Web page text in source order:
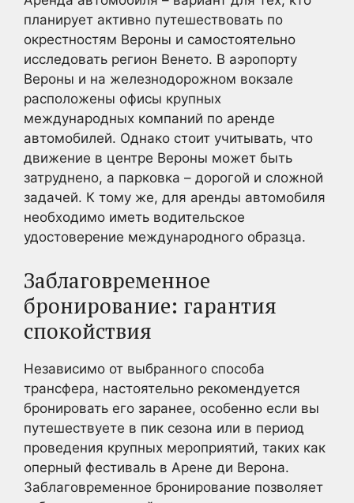
планирует активно путешествовать по
окрестностям Вероны и самостоятельно
исследовать регион Венето. В аэропорту
Вероны и на железнодорожном вокзале
расположены офисы крупных
международных компаний по аренде
автомобилей. Однако стоит учитывать, что
движение в центре Вероны может быть
затруднено, а парковка – дорогой и сложной
задачей. К тому же, для аренды автомобиля
необходимо иметь водительское
удостоверение международного образца.
Заблаговременное
бронирование: гарантия
спокойствия
Независимо от выбранного способа
трансфера, настоятельно рекомендуется
бронировать его заранее, особенно если вы
путешествуете в пик сезона или в период
проведения крупных мероприятий, таких как
оперный фестиваль в Арене ди Верона.
Заблаговременное бронирование позволяет